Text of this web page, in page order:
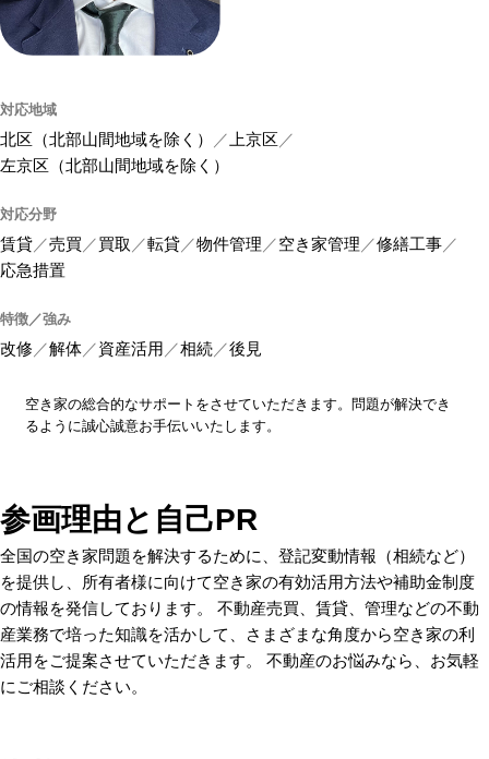
対応地域
北区（北部山間地域を除く）
上京区
左京区（北部山間地域を除く）
対応分野
賃貸 売買 買取 転貸 物件管理 空き家管理
修繕工事
応急措置
特徴／強み
改修 解体 資産活用 相続 後見
空き家の総合的なサポートをさせていただきます。問題が解決でき
るように誠心誠意お手伝いいたします。
参画理由と自己PR
全国の空き家問題を解決するために、登記変動情報（相続など）
を提供し、所有者様に向けて空き家の有効活用方法や補助金制度
の情報を発信しております。 不動産売買、賃貸、管理などの不動
産業務で培った知識を活かして、さまざまな角度から空き家の利
活用をご提案させていただきます。 不動産のお悩みなら、お気軽
にご相談ください。